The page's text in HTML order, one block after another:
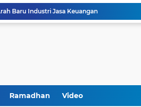
Baru Industri Jasa Keuangan
Ramadhan Video